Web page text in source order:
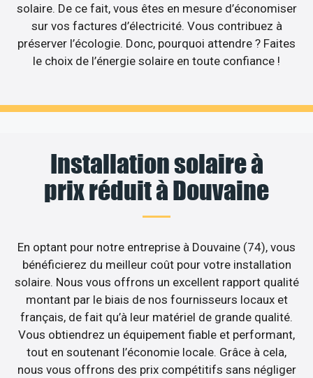
solaire. De ce fait, vous êtes en mesure d’économiser
sur vos factures d’électricité. Vous contribuez à
préserver l’écologie. Donc, pourquoi attendre ? Faites
le choix de l’énergie solaire en toute confiance !
Installation solaire à
prix réduit à Douvaine
En optant pour notre entreprise à Douvaine (74), vous
bénéficierez du meilleur coût pour votre installation
solaire. Nous vous offrons un excellent rapport qualité
montant par le biais de nos fournisseurs locaux et
français, de fait qu’à leur matériel de grande qualité.
Vous obtiendrez un équipement fiable et performant,
tout en soutenant l’économie locale. Grâce à cela,
nous vous offrons des prix compétitifs sans négliger